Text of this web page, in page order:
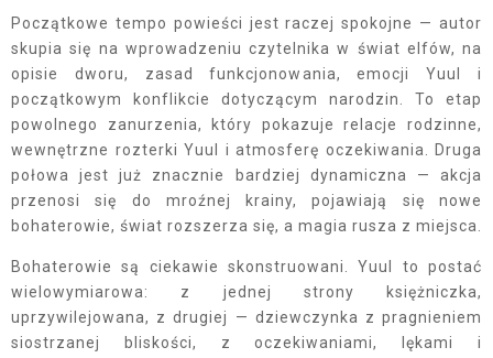
Początkowe tempo powieści jest raczej spokojne — autor
skupia się na wprowadzeniu czytelnika w świat elfów, na
opisie dworu, zasad funkcjonowania, emocji Yuul i
początkowym konflikcie dotyczącym narodzin. To etap
powolnego zanurzenia, który pokazuje relacje rodzinne,
wewnętrzne rozterki Yuul i atmosferę oczekiwania. Druga
połowa jest już znacznie bardziej dynamiczna — akcja
przenosi się do mroźnej krainy, pojawiają się nowe
bohaterowie, świat rozszerza się, a magia rusza z miejsca.
Bohaterowie są ciekawie skonstruowani. Yuul to postać
wielowymiarowa: z jednej strony księżniczka,
uprzywilejowana, z drugiej — dziewczynka z pragnieniem
siostrzanej bliskości, z oczekiwaniami, lękami i